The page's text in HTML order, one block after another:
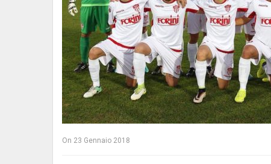
On 23 Gennaio 2018